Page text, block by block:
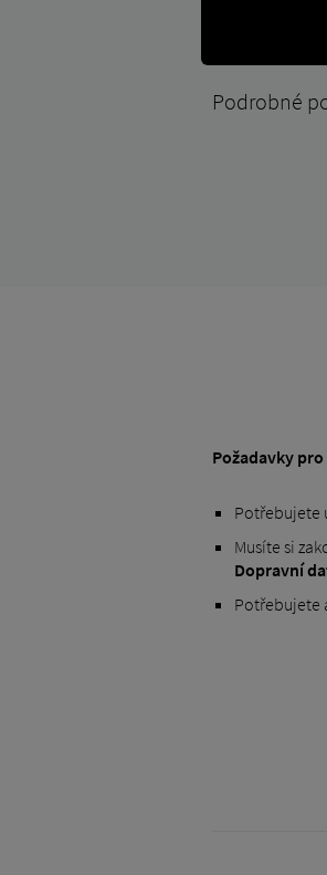
Podrobné
Požadavky
Potřebujete
Musíte si
Dopravní
Potřebujete